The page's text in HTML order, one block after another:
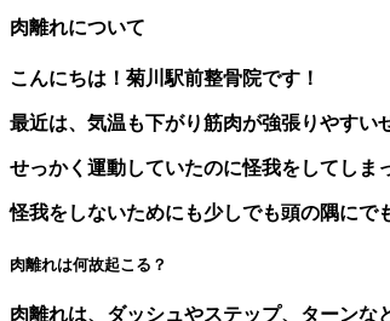
肉離れについて
こんにちは！菊川駅前整骨院です！
最近は、気温も下がり筋肉が強張りやすい
せっかく運動していたのに怪我をしてしま
怪我をしないためにも少しでも頭の隅にで
肉離れは何故起こる？
肉離れは、ダッシュやステップ、ターンな